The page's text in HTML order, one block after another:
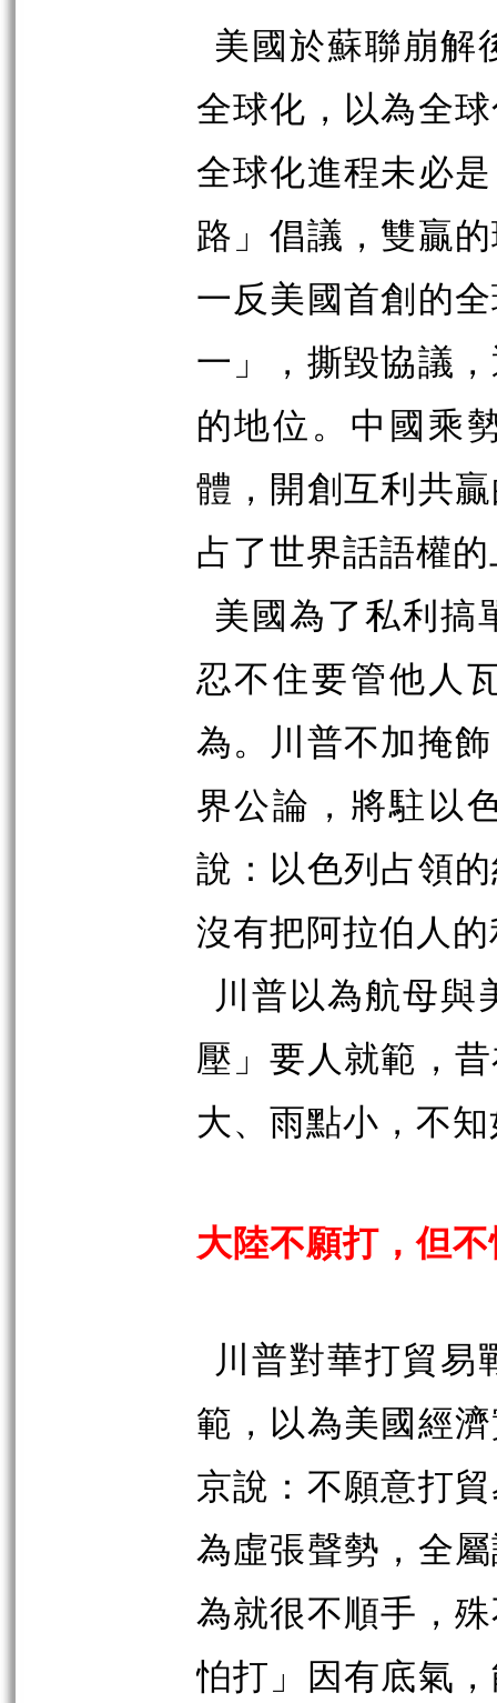
美國於蘇聯崩解
全球化，以為全
全球化進程未必
路」倡議，雙贏
一反美國首創的
一」，撕毀協議
的地位。中國乘
體，開創互利共
占了世界話語權
美國為了私利搞
忍不住要管他人
為。川普不加掩
界公論，將駐以
說：以色列占領
沒有把阿拉伯人
川普以為航母與
壓」要人就範，
大、雨點小，不
大陸不願打，但
川普對華打貿易
範，以為美國經
京說：不願意打
為虛張聲勢，全
為就很不順手，
怕打」因有底氣